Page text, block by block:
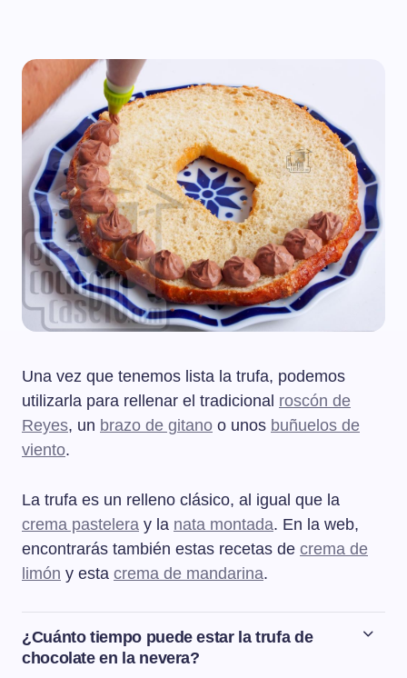
Una vez que tenemos lista la trufa, podemos
utilizarla para rellenar el tradicional roscón de
Reyes, un brazo de gitano o unos buñuelos de
viento.
La trufa es un relleno clásico, al igual que la
crema pastelera y la nata montada. En la web,
encontrarás también estas recetas de crema de
limón y esta crema de mandarina.
¿Cuánto tiempo puede estar la trufa de
chocolate en la nevera?